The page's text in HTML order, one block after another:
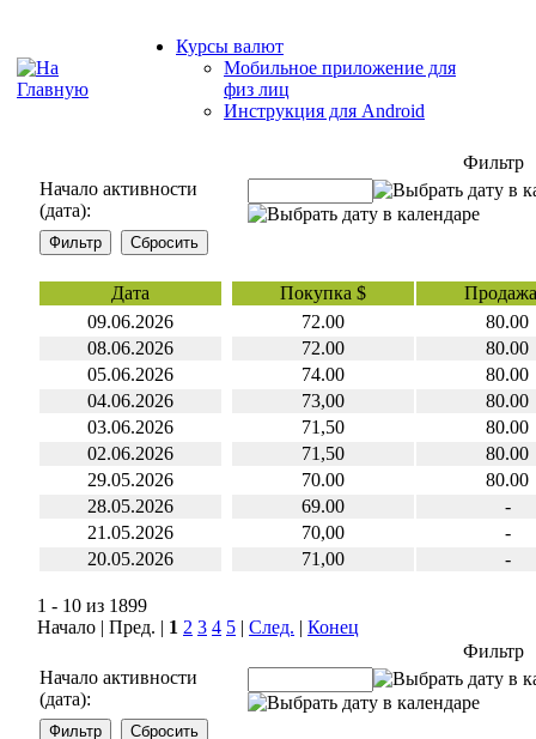
Курсы валют
Мобильное приложение для
физ лиц
Инструкция для Android
Фильтр
Начало активности
(дата):
Дата Покупка $
09.06.2026
72.00
80.00
08.06.2026
72.00
80.00
05.06.2026
74.00
80.00
04.06.2026
73,00
80.00
03.06.2026
71,50
80.00
02.06.2026
71,50
80.00
29.05.2026
70.00
80.00
28.05.2026
69.00
-
21.05.2026
70,00
-
20.05.2026
71,00 -
1 - 10 из 1899
Начало | Пред. | 1 2 3 4 5 | След. | Конец
Фильтр
Начало активности
(дата):